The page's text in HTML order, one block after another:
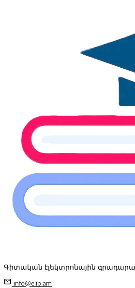
Գիտական էլեկտրոնային
mail info@elib.am